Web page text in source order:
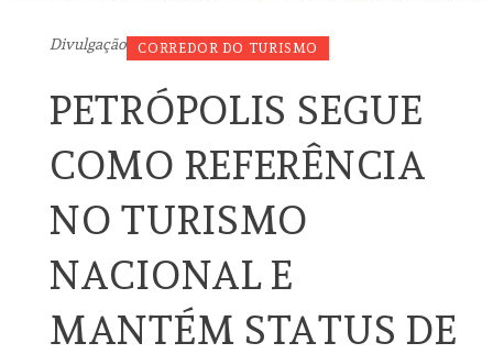
Divulgação CORREDOR DO TURISMO
PETRÓPOLIS SEGUE
COMO REFERÊNCIA
NO TURISMO
NACIONAL E
MANTÉM STATUS DE